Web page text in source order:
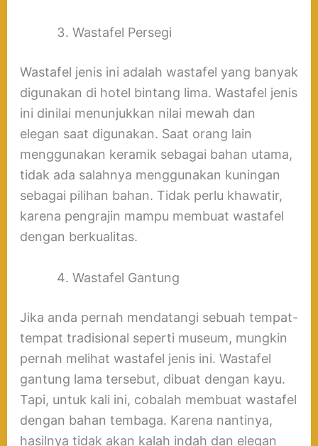
Wastafel Persegi
Wastafel jenis ini adalah wastafel yang banyak
digunakan di hotel bintang lima. Wastafel jenis
ini dinilai menunjukkan nilai mewah dan
elegan saat digunakan. Saat orang lain
menggunakan keramik sebagai bahan utama,
tidak ada salahnya menggunakan kuningan
sebagai pilihan bahan. Tidak perlu khawatir,
karena pengrajin mampu membuat wastafel
dengan berkualitas.
Wastafel Gantung
Jika anda pernah mendatangi sebuah tempat-
tempat tradisional seperti museum, mungkin
pernah melihat wastafel jenis ini. Wastafel
gantung lama tersebut, dibuat dengan kayu.
Tapi, untuk kali ini, cobalah membuat wastafel
dengan bahan tembaga. Karena nantinya,
hasilnya tidak akan kalah indah dan elegan